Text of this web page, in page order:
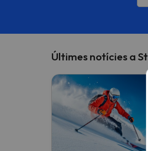
Últimes notícies a